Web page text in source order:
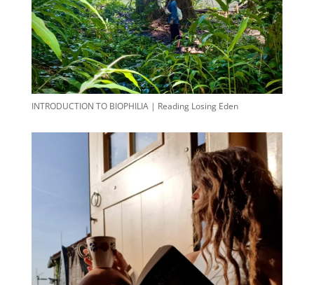
INTRODUCTION TO BIOPHILIA | Reading Losing Eden